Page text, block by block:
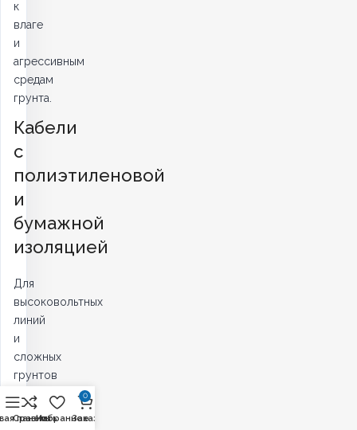
к
влаге
и
агрессивным
средам
грунта.
Кабели
с
полиэтиленовой
и
бумажной
изоляцией
Для
высоковольтных
линий
и
сложных
грунтов
используйте
АПвБШп
панель
СравнитьИзбранное
0
Заказ